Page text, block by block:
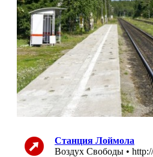
Станция Лоймола
Воздух Свободы •